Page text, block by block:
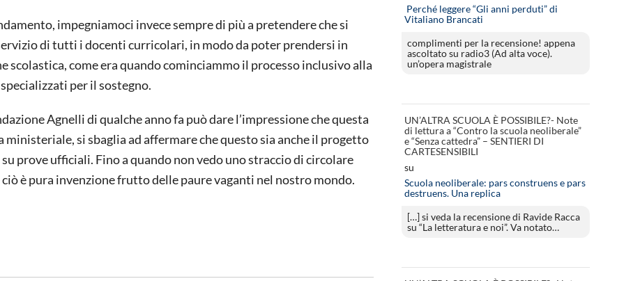
impegniamoci invece sempre di più a pretendere che si
di tutti i docenti curricolari, in modo da poter prendersi in
come era quando cominciammo il processo inclusivo alla
per il sostegno.
Agnelli di qualche anno fa può dare l’impressione che questa
si sbaglia ad affermare che questo sia anche il progetto
prove ufficiali. Fino a quando non vedo uno straccio di circolare
è pura invenzione frutto delle paure vaganti nel nostro mondo.
Perché leggere “Gli anni perduti” di
Vitaliano Brancati
complimenti per la recensione! appena
ascoltato su radio3 (Ad alta voce).
un’opera magistrale
UN’ALTRA SCUOLA È POSSIBILE?- Note
di lettura a “Contro la scuola neoliberale”
e “Senza cattedra” – SENTIERI DI
CARTESENSIBILI
su
Scuola neoliberale: pars construens e pars
destruens. Una replica
[…] si veda la recensione di Ravide Racca
su “La letteratura e noi”. Va notato…